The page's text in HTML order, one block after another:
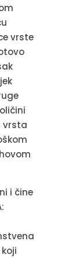
vrste
vrsta
i čine